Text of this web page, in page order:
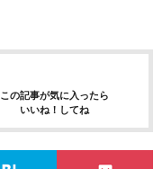
この記事が気に入ったら
いいね！してね